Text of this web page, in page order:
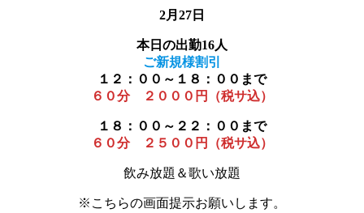
2月27日
本日の出勤16人
ご新規様割引
１２：００～１８：００まで
６０分 ２０００円（税サ込）
１８：００～２２：００まで
６０分 ２５００円（税サ込）
飲み放題＆歌い放題
※こちらの画面提示お願いします。